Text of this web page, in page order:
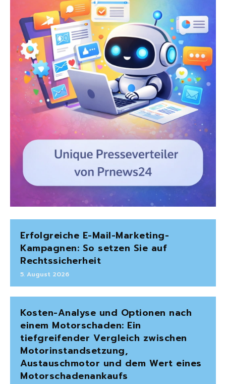
Erfolgreiche E-Mail-Marketing-
Kampagnen: So setzen Sie auf
Rechtssicherheit
5. August 2026
Kosten-Analyse und Optionen nach
einem Motorschaden: Ein
tiefgreifender Vergleich zwischen
Motorinstandsetzung,
Austauschmotor und dem Wert eines
Motorschadenankaufs